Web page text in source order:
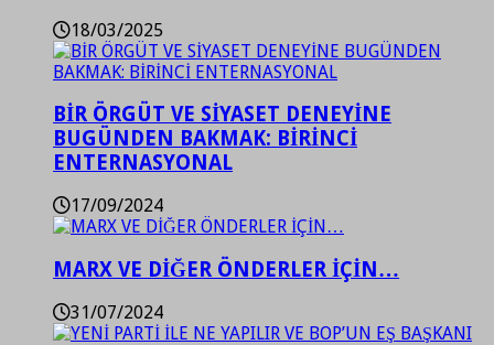
18/03/2025
BİR ÖRGÜT VE SİYASET DENEYİNE
BUGÜNDEN BAKMAK: BİRİNCİ
ENTERNASYONAL
17/09/2024
MARX VE DİĞER ÖNDERLER İÇİN…
31/07/2024